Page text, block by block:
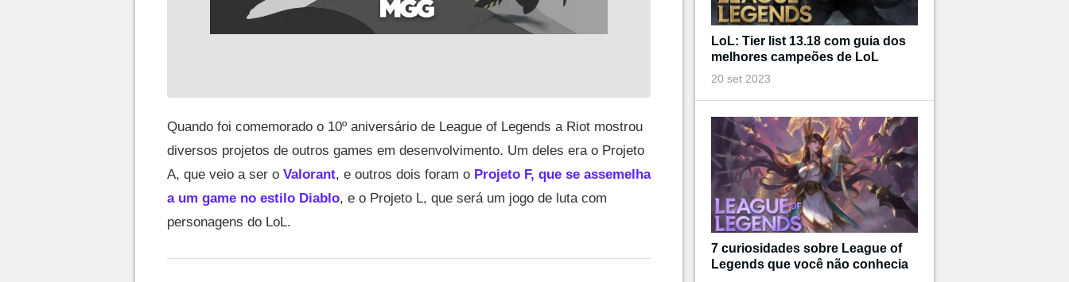
Quando foi comemorado o 10º aniversário de League of Legends a Riot mostrou
diversos projetos de outros games em desenvolvimento. Um deles era o Projeto
A, que veio a ser o Valorant, e outros dois foram o Projeto F, que se assemelha
a um game no estilo Diablo, e o Projeto L, que será um jogo de luta com
personagens do LoL.
LoL: Tier list 13.18 com guia dos
melhores campeões de LoL
20 set 2023
7 curiosidades sobre League of
Legends que você não conhecia